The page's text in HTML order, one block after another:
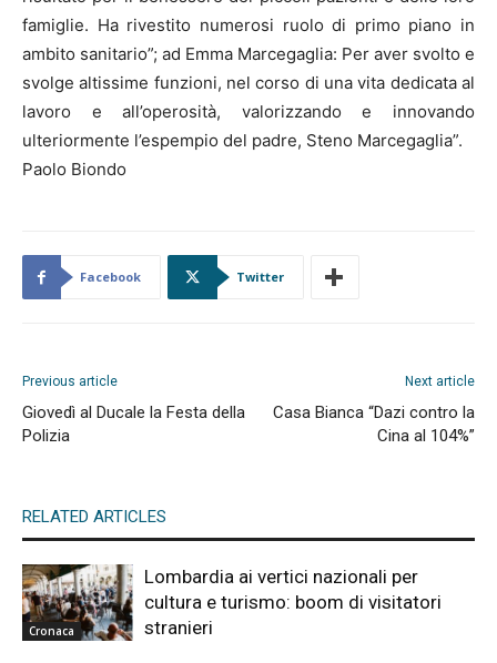
famiglie. Ha rivestito numerosi ruolo di primo piano in
ambito sanitario”; ad Emma Marcegaglia: Per aver svolto e
svolge altissime funzioni, nel corso di una vita dedicata al
lavoro e all’operosità, valorizzando e innovando
ulteriormente l’espempio del padre, Steno Marcegaglia”.
Paolo Biondo
Facebook Twitter
Previous article
Giovedì al Ducale la Festa della
Polizia
Next article
Casa Bianca “Dazi contro la
Cina al 104%”
RELATED ARTICLES
Cronaca
Lombardia ai vertici nazionali per
cultura e turismo: boom di visitatori
stranieri